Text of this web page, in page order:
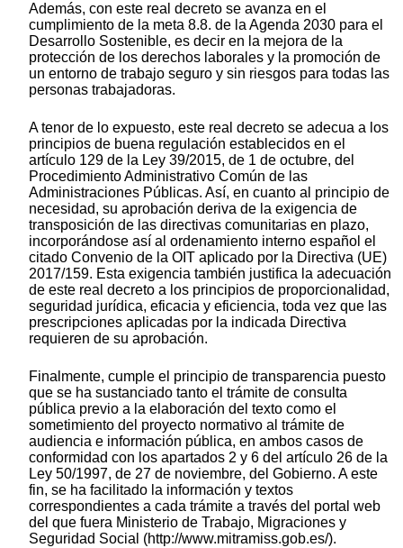
Además, con este real decreto se avanza en el
cumplimiento de la meta 8.8. de la Agenda 2030 para el
Desarrollo Sostenible, es decir en la mejora de la
protección de los derechos laborales y la promoción de
un entorno de trabajo seguro y sin riesgos para todas las
personas trabajadoras.
A tenor de lo expuesto, este real decreto se adecua a los
principios de buena regulación establecidos en el
artículo 129 de la Ley 39/2015, de 1 de octubre, del
Procedimiento Administrativo Común de las
Administraciones Públicas. Así, en cuanto al principio de
necesidad, su aprobación deriva de la exigencia de
transposición de las directivas comunitarias en plazo,
incorporándose así al ordenamiento interno español el
citado Convenio de la OIT aplicado por la Directiva (UE)
2017/159. Esta exigencia también justifica la adecuación
de este real decreto a los principios de proporcionalidad,
seguridad jurídica, eficacia y eficiencia, toda vez que las
prescripciones aplicadas por la indicada Directiva
requieren de su aprobación.
Finalmente, cumple el principio de transparencia puesto
que se ha sustanciado tanto el trámite de consulta
pública previo a la elaboración del texto como el
sometimiento del proyecto normativo al trámite de
audiencia e información pública, en ambos casos de
conformidad con los apartados 2 y 6 del artículo 26 de la
Ley 50/1997, de 27 de noviembre, del Gobierno. A este
fin, se ha facilitado la información y textos
correspondientes a cada trámite a través del portal web
del que fuera Ministerio de Trabajo, Migraciones y
Seguridad Social (http://www.mitramiss.gob.es/).